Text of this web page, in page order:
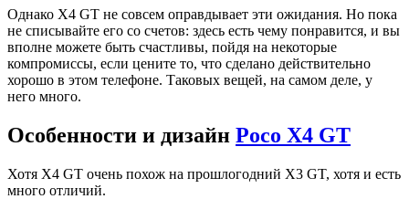
Однако X4 GT не совсем оправдывает эти ожидания. Но пока
не списывайте его со счетов: здесь есть чему понравится, и вы
вполне можете быть счастливы, пойдя на некоторые
компромиссы, если цените то, что сделано действительно
хорошо в этом телефоне. Таковых вещей, на самом деле, у
него много.
Особенности и дизайн Poco X4 GT
Хотя X4 GT очень похож на прошлогодний X3 GT, хотя и есть
много отличий.